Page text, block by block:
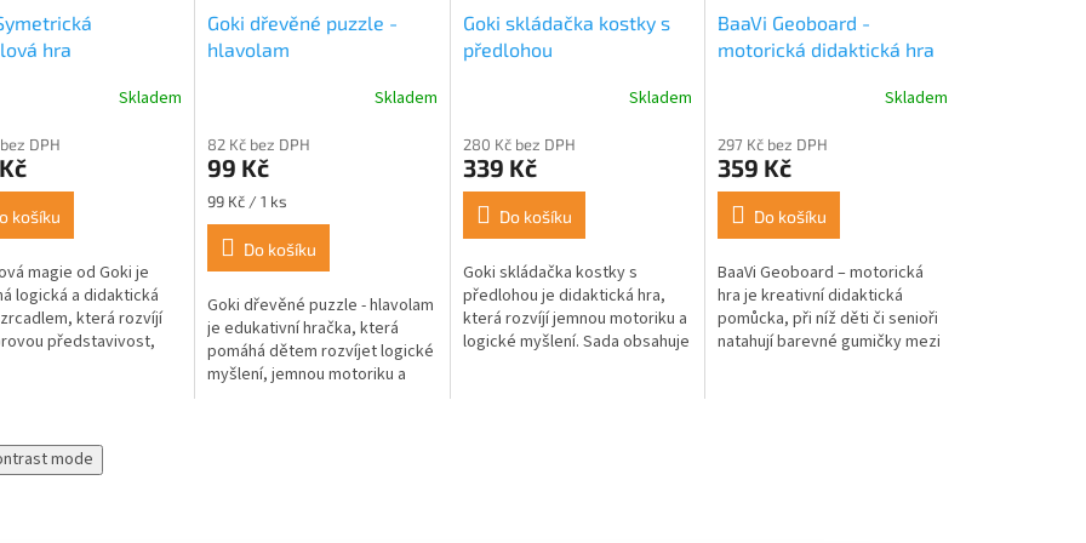
hra
Skladem
DPH
košíku
magie od Goki je
logická a didaktická
která rozvíjí
představivost,
Goki dřevěné puzzle -
hlavolam
Skladem
82 Kč bez DPH
99 Kč
Měrná
cena:
99 Kč / 1 ks
Do košíku
Goki dřevěné puzzle - hlavolam
je edukativní hračka, která
pomáhá dětem rozvíjet logické
myšlení, jemnou motoriku a
Goki skládačka kostky s
předlohou
produktu
je
5,0
5
hvězdiček.
Skladem
280 Kč bez DPH
339 Kč
Do košíku
Goki skládačka kostky s
předlohou je didaktická hra,
která rozvíjí jemnou motoriku a
logické myšlení. Sada obsahuje
BaaVi Geoboard -
motorická didaktická hra
Skladem
297 Kč bez DPH
359 Kč
Do košíku
BaaVi Geoboard – motorická
hra je kreativní didaktická
pomůcka, při níž děti či senioři
natahují barevné gumičky mezi
mode